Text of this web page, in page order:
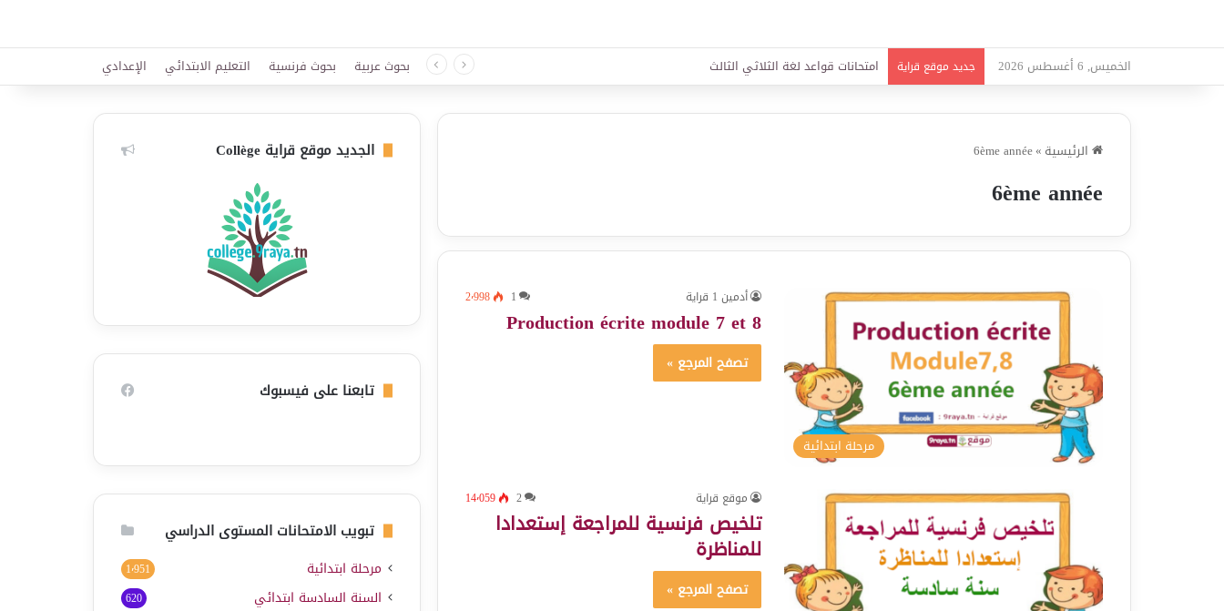
الخميس, 6 أغسطس 2026 جديد موقع قراية امتحانات قواعد لغة الثلاثي الثالث بحوث عربية بحوث فرنسية التعليم الابتدائي الإعدادي
الرئيسية »
6ème année
6ème année
مرحلة ابتدائية
أدمين 1 قراية 1 2٬998
Production écrite module 7 et 8
تصفح المرجع »
موقع قراية 2 14٬059
تلخيص فرنسية للمراجعة إستعدادا
للمناظرة
تصفح المرجع »
الجديد موقع قراية Collège
تابعنا على فيسبوك
تبويب الامتحانات المستوى الدراسي
مرحلة ابتدائية 1٬951
السنة السادسة ابتدائي 620